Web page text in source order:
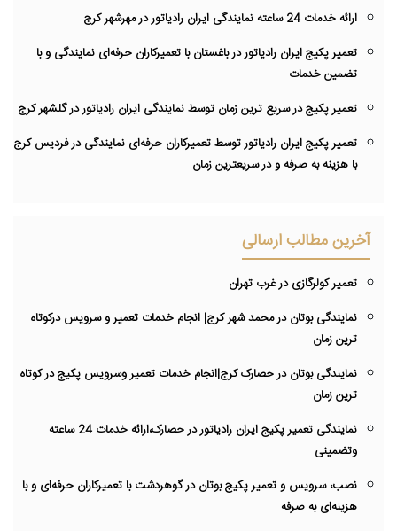
ارائه خدمات 24 ساعته نمایندگی ایران رادیاتور در مهرشهر کرج
تعمیر پکیج ایران رادیاتور در باغستان با تعمیرکاران حرفه‌ای نمایندگی و با
تضمین خدمات
تعمیر پکیج در سریع ترین زمان توسط نمایندگی ایران رادیاتور در گلشهر کرج
تعمیر پکیج ایران رادیاتور توسط تعمیرکاران حرفه‌ای نمایندگی در فردیس کرج
با هزینه به صرفه و در سریعترین زمان
آخرین مطالب ارسالی
تعمیر کولرگازی در غرب تهران
نمایندگی بوتان در محمد شهر کرج| انجام خدمات تعمیر و سرویس درکوتاه
ترین زمان
نمایندگی بوتان در حصارک کرج|انجام خدمات تعمیر وسرویس پکیج در کوتاه
ترین زمان
نمایندگی تعمیر پکیج ایران رادیاتور در حصارک،ارائه خدمات 24 ساعته
وتضمینی
نصب، سرویس و تعمیر پکیج بوتان در گوهردشت با تعمیرکاران حرفه‌ای و با
هزینه‌ای به صرفه